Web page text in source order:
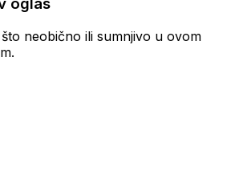
neobično ili sumnjivo u ovom